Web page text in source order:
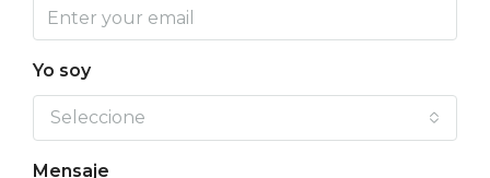
Yo soy
Seleccione
Mensaje